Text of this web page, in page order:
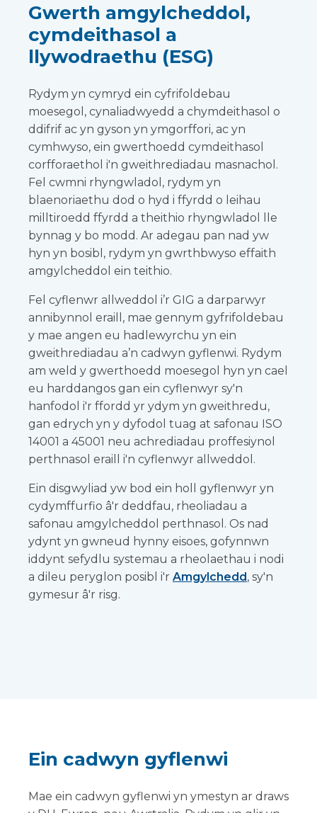
Gwerth amgylcheddol,
cymdeithasol a
llywodraethu (ESG)
Rydym yn cymryd ein cyfrifoldebau
moesegol, cynaliadwyedd a chymdeithasol o
ddifrif ac yn gyson yn ymgorffori, ac yn
cymhwyso, ein gwerthoedd cymdeithasol
corfforaethol i'n gweithrediadau masnachol.
Fel cwmni rhyngwladol, rydym yn
blaenoriaethu dod o hyd i ffyrdd o leihau
milltiroedd ffyrdd a theithio rhyngwladol lle
bynnag y bo modd. Ar adegau pan nad yw
hyn yn bosibl, rydym yn gwrthbwyso effaith
amgylcheddol ein teithio.
Fel cyflenwr allweddol i’r GIG a darparwyr
annibynnol eraill, mae gennym gyfrifoldebau
y mae angen eu hadlewyrchu yn ein
gweithrediadau a’n cadwyn gyflenwi. Rydym
am weld y gwerthoedd moesegol hyn yn cael
eu harddangos gan ein cyflenwyr sy'n
hanfodol i'r ffordd yr ydym yn gweithredu,
gan edrych yn y dyfodol tuag at safonau ISO
14001 a 45001 neu achrediadau proffesiynol
perthnasol eraill i'n cyflenwyr allweddol.
Ein disgwyliad yw bod ein holl gyflenwyr yn
cydymffurfio â'r deddfau, rheoliadau a
safonau amgylcheddol perthnasol. Os nad
ydynt yn gwneud hynny eisoes, gofynnwn
iddynt sefydlu systemau a rheolaethau i nodi
a dileu peryglon posibl i'r Amgylchedd, sy'n
gymesur â'r risg.
Ein cadwyn gyflenwi
Mae ein cadwyn gyflenwi yn ymestyn ar draws